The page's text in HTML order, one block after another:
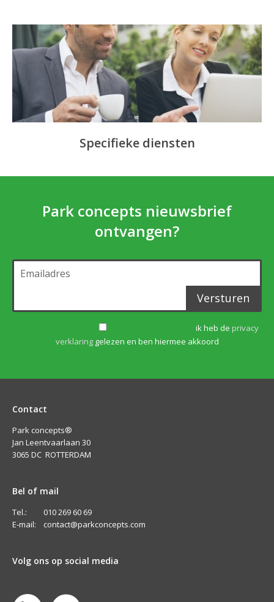
Specifieke diensten
Park concepts nieuwsbrief
ontvangen?
Versturen
ik heb de privacy
verklaringgelezen en ben hiermee akkoord
Contact
Park concepts®
Jan Leentvaarlaan 30
3065 DC ROTTERDAM
Bel of mail
Tel.: 010 269 60 69
E-mail: contact@parkconcepts.com
Volg ons op social media